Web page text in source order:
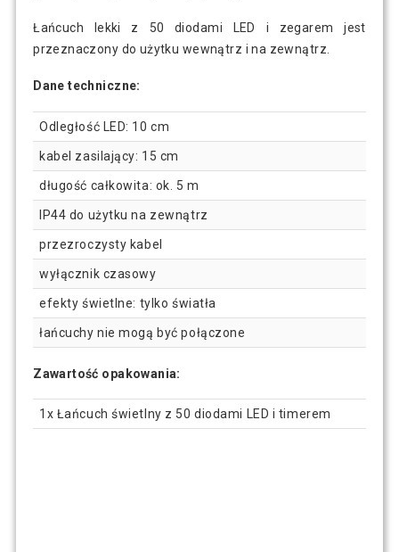
Łańcuch lekki z 50 diodami LED i zegarem jest
przeznaczony do użytku wewnątrz i na zewnątrz.
Dane techniczne:
Odległość LED: 10 cm
kabel zasilający: 15 cm
długość całkowita: ok. 5 m
IP44 do użytku na zewnątrz
przezroczysty kabel
wyłącznik czasowy
efekty świetlne: tylko światła
łańcuchy nie mogą być połączone
Zawartość opakowania:
1x Łańcuch świetlny z 50 diodami LED i timerem